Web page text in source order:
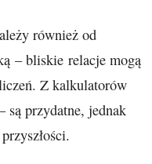
również od
– bliskie relacje mogą
Z kalkulatorów
są przydatne, jednak